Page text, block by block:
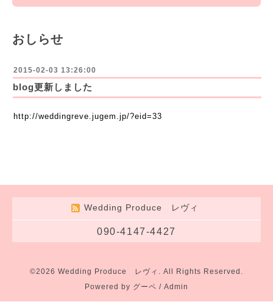
おしらせ
2015-02-03 13:26:00
blog更新しました
http://weddingreve.jugem.jp/?eid=33
Wedding Produce レヴィ
090-4147-4427
©2026 Wedding Produce レヴィ . All Rights Reserved.
Powered by グーペ / Admin